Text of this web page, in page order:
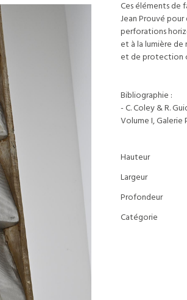
Ces éléments de
Jean Prouvé pour
perforations
et à la lumière
et de protection
Bibliographie :
- C. Coley & R.
Volume I, Galerie
Hauteur
Largeur
Profondeur
Catégorie